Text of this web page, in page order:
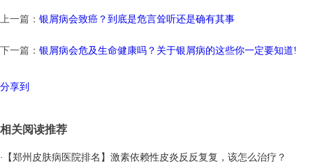
上一篇： 银屑病会致癌？到底是危言耸听还是确有其事
下一篇： 银屑病会危及生命健康吗？关于银屑病的这些你一定要知道!
分享到
相关阅读推荐
· 【郑州皮肤病医院排名】激素依赖性皮炎反反复复，该怎么治疗？